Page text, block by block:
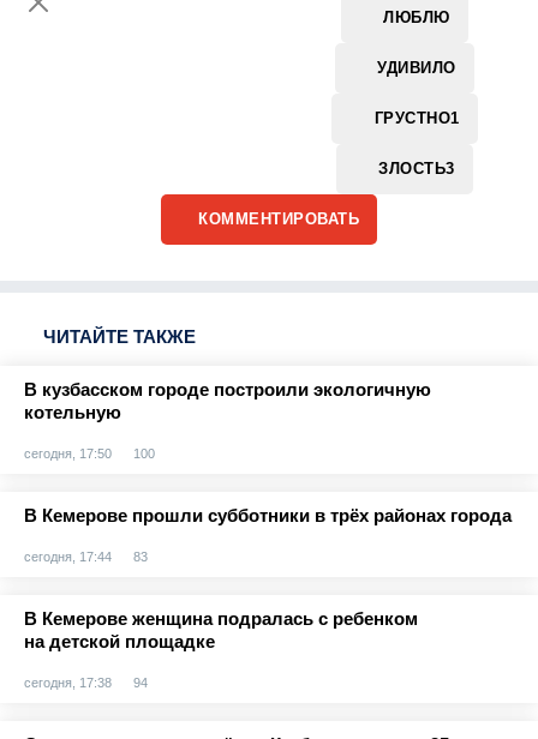
ЛЮБЛЮ
УДИВИЛО
ГРУСТНО1
ЗЛОСТЬ3
КОММЕНТИРОВАТЬ
ЧИТАЙТЕ ТАКЖЕ
В кузбасском городе построили экологичную
котельную
сегодня, 17:50 100
В Кемерове прошли субботники в трёх районах города
сегодня, 17:44 83
В Кемерове женщина подралась с ребенком
на детской площадке
сегодня, 17:38 94